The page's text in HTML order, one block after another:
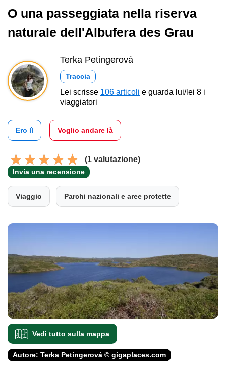
O una passeggiata nella riserva
naturale dell'Albufera des Grau
Terka Petingerová
Traccia
Lei scrisse 106 articoli e guarda lui/lei 8 i
viaggiatori
Ero lì Voglio andare là
(1 valutazione)
Invia una recensione
Viaggio Parchi nazionali e aree protette
Vedi tutto sulla mappa
Autore: Terka Petingerová © gigaplaces.com